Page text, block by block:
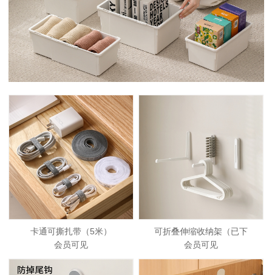
卡通可撕扎带（5米）
会员可见
可折叠伸缩收纳架（已下
会员可见